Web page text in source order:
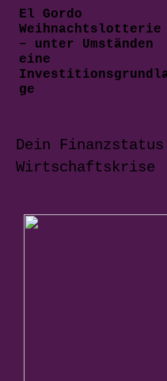
El Gordo
Weihnachtslotterie
– unter Umständen
eine
ge
Dein
Wirtschaftskrise